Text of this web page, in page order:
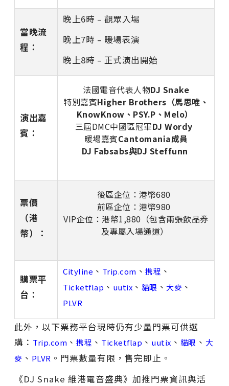
當晚流
程：
晚上6時 – 觀眾入場
晚上7時 – 暖場表演
晚上8時 – 正式演出開始
演出嘉
賓：
法國電音代表人物DJ Snake
特別嘉賓Higher Brothers （馬思唯、
KnowKnow 、 PSY.P 、 Melo）
三屆DMC中國區冠軍DJ Wordy
暖場嘉賓Cantomania成員
DJ Fabsabs與DJ Steffunn
票價
（港
幣）：
後區企位：港幣680
前區企位：港幣980
VIP企位：港幣1,880 （包含兩張飲品券
及專屬入場通道）
購票平
台：
Cityline 、 Trip.com 、 携程 、
Ticketflap 、 uutix 、 貓眼 、 大麥 、
PLVR
此外，以下票務平台現時仍有少量門票可供選
購： Trip.com 、 携程 、 Ticketflap 、 uutix 、 貓眼 、 大
麥 、 PLVR 。門票數量有限，售完即止。
《DJ Snake 維港電音盛典》加推門票資訊與活